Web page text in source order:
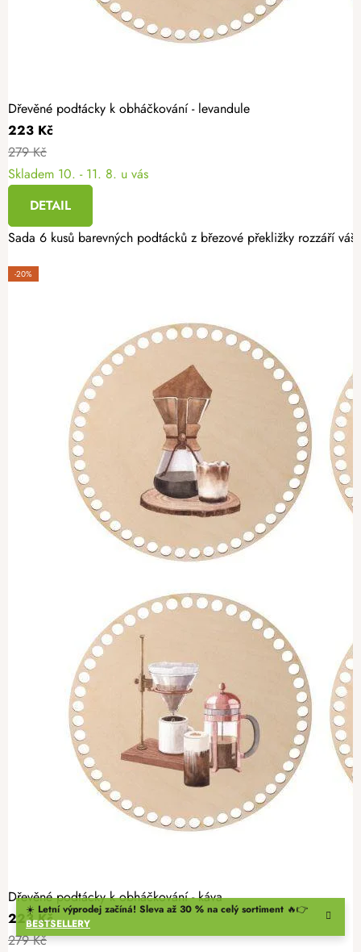
☀️ Letní výprodej začíná! Sleva až 30 % na celý sortiment 🔥👉
BESTSELLERY
Dřevěné podtácky k obháčkování - levandule
223 Kč
279 Kč
Skladem 10. - 11. 8. u vás
DETAIL
Sada 6 kusů barevných podtácků z březové překližky rozzáří
-20%
Dřevěné podtácky k obháčkování - káva
223 Kč
279 Kč